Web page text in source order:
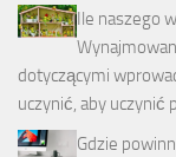
Ile naszego
dotyczącymi
uczynić, aby
Gdzie